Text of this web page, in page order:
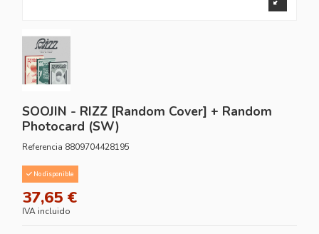
SOOJIN - RIZZ [Random Cover] + Random
Photocard (SW)
Referencia 8809704428195
No disponible
37,65 €
IVA incluido